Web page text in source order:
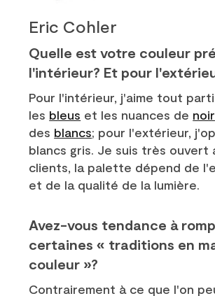
Eric Cohler
Quelle est votre couleur
l'intérieur? Et pour
Pour l'intérieur, j'aime tout
les bleus et les nuances de noir
des blancs; pour l'extérieur,
blancs gris. Je suis très ouvert
clients, la palette dépend de
et de la qualité de la lumière.
Avez-vous tendance à
certaines « traditions en
couleur »?
Contrairement à ce que l'on